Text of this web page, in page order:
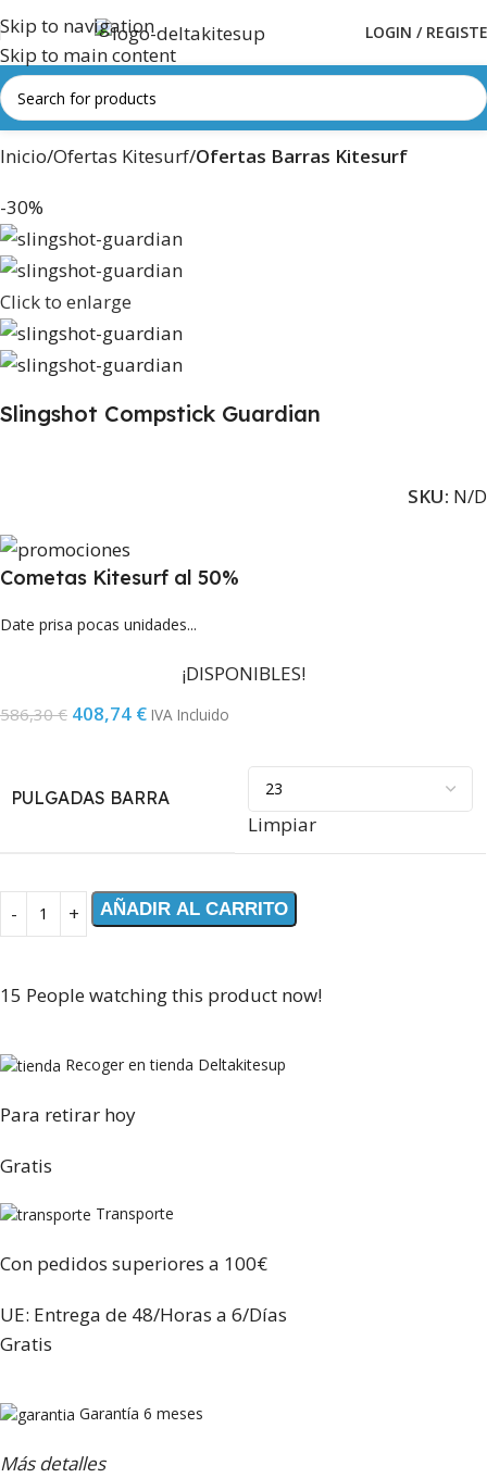
Skip to navigation
Skip to main content
LOGIN /
Inicio Ofertas Kitesurf Ofertas Barras Kitesurf
-30%
Click to enlarge
Slingshot Compstick Guardian
SKU: N/D
Cometas Kitesurf al 50%
Date prisa pocas unidades...
¡DISPONIBLES!
586,30€ 408,74 € IVA Incluido
PULGADAS BARRA
Limpiar
AÑADIR AL CARRITO
15 People watching this product now!
Recoger en tienda Deltakitesup
Para retirar hoy
Gratis
Transporte
Con pedidos superiores a 100€
UE: Entrega de 48/Horas a 6/Días
Gratis
Garantía 6 meses
Más detalles